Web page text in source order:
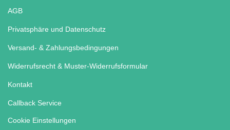
AGB
Privatsphäre und Datenschutz
Versand- & Zahlungsbedingungen
Widerrufsrecht & Muster-Widerrufsformular
Kontakt
Callback Service
Cookie Einstellungen